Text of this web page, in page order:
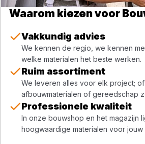
Waarom kiezen voor
Vakkundig advies
We kennen de regio, we kennen
welke materialen het beste werken.
Ruim assortiment
We leveren alles voor elk project; of
afbouwmaterialen of gereedschap
Professionele kwaliteit
In onze bouwshop en het magazijn
hoogwaardige materialen voor jouw